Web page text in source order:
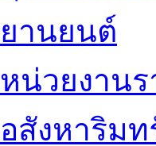
ยานยนต์
หน่วยงาน
อสังหาริม